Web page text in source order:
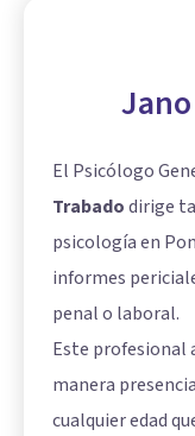
El Psicólogo
Trabadodirige
psicología en
informes
penal o laboral.
Este profesional
manera
cualquier edad